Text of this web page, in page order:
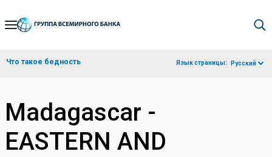
Skip
Navigation
Что такое бедность Язык страницы: Русский
Madagascar -
EASTERN AND